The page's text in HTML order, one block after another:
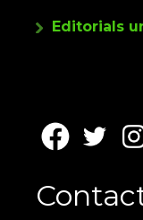
Editorials